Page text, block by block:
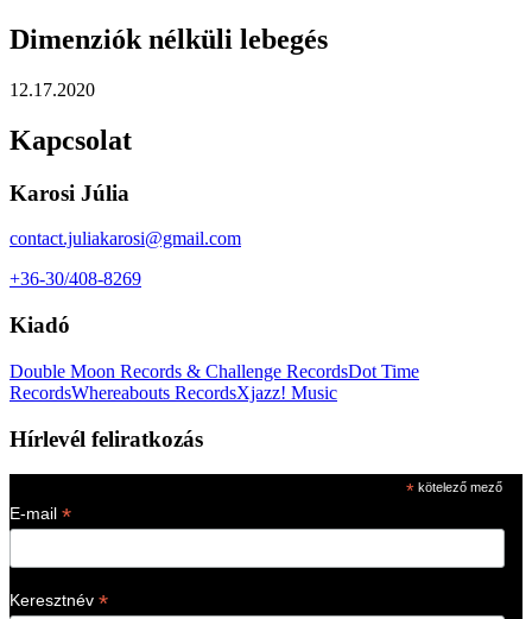
Dimenziók nélküli lebegés
12.17.2020
Kapcsolat
Karosi Júlia
contact.juliakarosi@gmail.com
+36-30/408-8269
Kiadó
Double Moon Records & Challenge RecordsDot Time
RecordsWhereabouts RecordsXjazz! Music
Hírlevél feliratkozás
*kötelező mező
E-mail *
Keresztnév *